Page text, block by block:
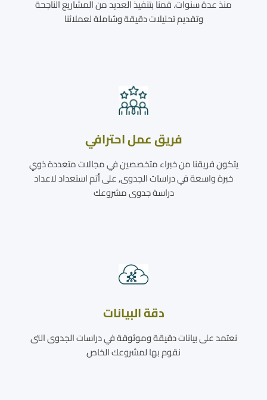
منذ عدة سنوات. قمنا بتنفيذ العديد من المشاريع الناجحة
وتقديم تحليلات دقيقة وشاملة لعملائنا
فريق عمل احترافي
يتكون فريقنا من خبراء متخصصين في مجالات متعددة ذوي
خبرة واسعة في دراسات الجدوى, على أتم استعداد لاعداد
دراسة جدوى مشروعك
دقة البيانات
نعتمد على بيانات دقيقة وموثوقة في دراسات الجدوى التى
نقوم بها لمشروعك الخاص